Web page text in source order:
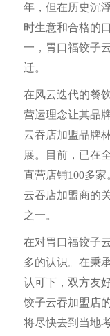
年，但在历史沉
时生意和合格的
一，胃口福饺子
迁。
在风云迭代的餐
营运理念让其品
云吞店加盟品牌
展。目前，已在
直营店铺100多
云吞店加盟商的
之一。
在对胃口福饺子
多的认识。在秉
认可下，双方友
饺子云吞加盟店
将尽快去到当地